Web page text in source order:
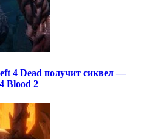
4 Dead получит сиквел —
Blood 2